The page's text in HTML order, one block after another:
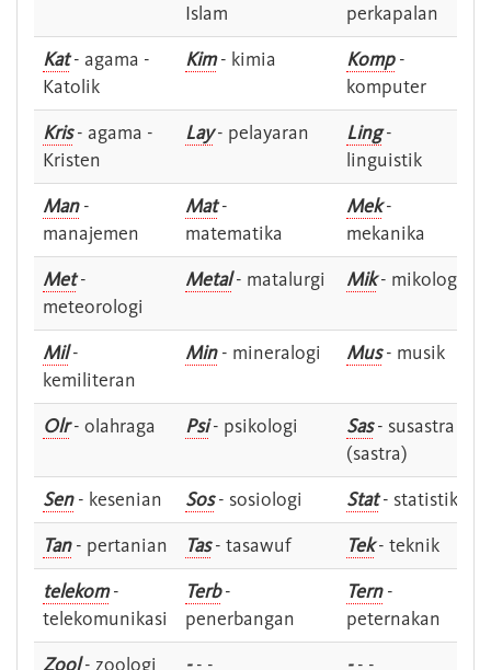
Islam
perkapalan
Kat- agama -
Katolik
Kim- kimia Komp-
komputer
Kris- agama -
Kristen
Lay- pelayaran Ling-
linguistik
Man-
manajemen
Mat-
matematika
Mek-
mekanika
Met-
meteorologi
Metal- matalurgi Mik- mikologi
Mil-
kemiliteran
Min- mineralogi Mus- musik
Olr- olahraga Psi- psikologi Sas- susastra -
(sastra)
Sen- kesenian Sos- sosiologi Stat- statistik
Tan- pertanian Tas- tasawuf Tek- teknik
telekom-
telekomunikasi
Terb-
penerbangan
Tern-
peternakan
Zool- zoologi -- - -- -